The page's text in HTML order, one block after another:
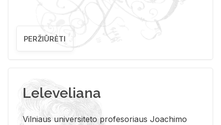
PERŽIŪRĖTI
Leleveliana
Vil­niaus uni­ver­si­te­to pro­fe­so­riaus Jo­a­chi­mo